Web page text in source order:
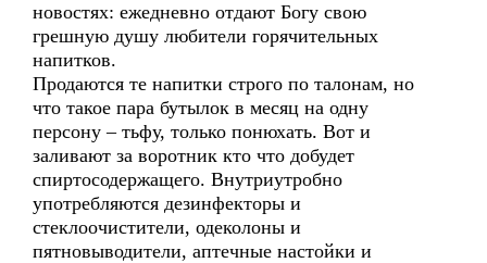
новостях: ежедневно отдают Богу свою
грешную душу любители горячительных
напитков.
Продаются те напитки строго по талонам, но
что такое пара бутылок в месяц на одну
персону – тьфу, только понюхать. Вот и
заливают за воротник кто что добудет
спиртосодержащего. Внутриутробно
употребляются дезинфекторы и
стеклоочистители, одеколоны и
пятновыводители, аптечные настойки и